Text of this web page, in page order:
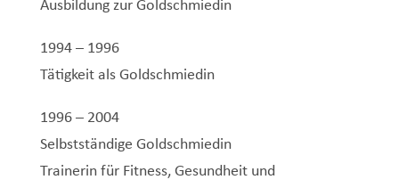
Ausbildung zur Goldschmiedin
1994 – 1996
Tätigkeit als Goldschmiedin
1996 – 2004
Selbstständige Goldschmiedin
Trainerin für Fitness, Gesundheit und